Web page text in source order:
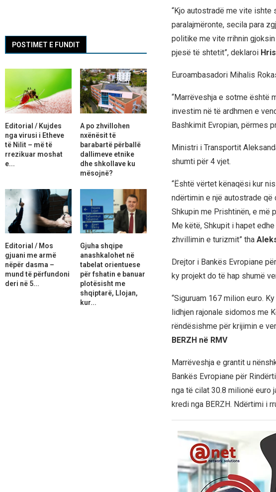
“Kjo autostradë me vite
paralajmëronte, secila para
politike me vite rrihnin
pjesë të shtetit”, deklaroi
Euroambasadori Mihalis
“Marrëveshja e sotme është
investim në të ardhmen e
Bashkimit Evropian, përmes
Ministri i Transportit
shumti për 4 vjet.
“Është vërtet kënaqësi kur
ndërtimin e një autostrade që
Shkupin me Prishtinën, e më
Me këtë, Shkupit i hapet
zhvillimin e turizmit” tha
Drejtor i Bankës Evropiane
ky projekt do të hap shumë
“Siguruam 167 milion euro.
lidhjen rajonale sidomos me
rëndësishme për krijimin e
BERZH në RMV
Marrëveshja e grantit u
Bankës Evropiane për
nga të cilat 30.8 milionë euro
kredi nga BERZH. Ndërtimi i
POSTIMET E FUNDIT
Editorial / Kujdes
nga virusi i Etheve
të Nilit – më të
rrezikuar moshat
e...
A po zhvillohen
nxënësit të
barabartë përballë
dallimeve etnike
dhe shkollave ku
mësojnë?
Editorial / Mos
gjuani me armë
nëpër dasma –
mund të përfundoni
deri në 5...
Gjuha shqipe
anashkalohet në
tabelat orientuese
për fshatin e banuar
plotësisht me
shqiptarë, Llojan,
kur...